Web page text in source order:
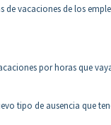
de vacaciones de los
por horas que
tipo de ausencia que